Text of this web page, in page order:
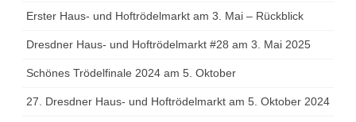
Erster Haus- und Hoftrödelmarkt am 3. Mai – Rückblick
Dresdner Haus- und Hoftrödelmarkt #28 am 3. Mai 2025
Schönes Trödelfinale 2024 am 5. Oktober
27. Dresdner Haus- und Hoftrödelmarkt am 5. Oktober 2024